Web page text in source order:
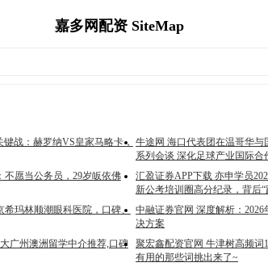
嘉多网配资 SiteMap
战：赫罗纳VS皇家马略卡， 牛途网 海口代表团在温哥华
系列会谈 深化足球产业国际合
不愿当公务员，29岁皈依佛
汇盈证券APP下载 亦申学员
新公考培训圈高分纪录，背后
玛林顺潮眼科医院，口碑、
中融证券官网 深度解析：
决方案
广州澳洲留学中介推荐,口碑
聚宏鑫配资官网 牛津树高频词
有用的那些词挑出来了~